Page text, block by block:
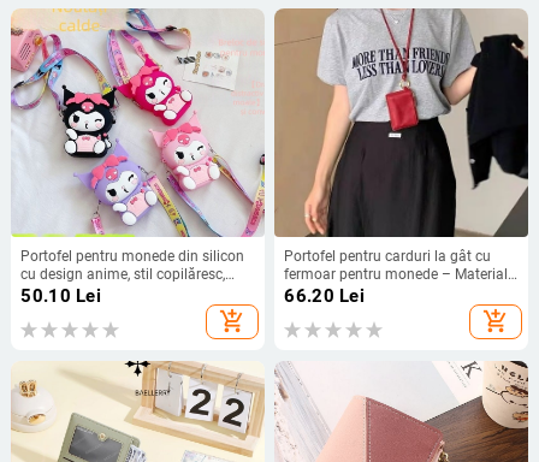
Portofel pentru monede din silicon
cu design anime, stil copilăresc,
universal
50.10 Lei
add_shopping_cart
Portofel pentru carduri la gât cu
fermoar pentru monede – Material
PU, Unisex, Fără căptușeală,
66.20 Lei
add_shopping_cart